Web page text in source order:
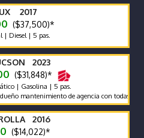
2017
($37,500)*
Diesel | 5 pas.
2023
($31,848)*
| Gasolina | 5 pas.
mantenimiento de agencia con todas las
2016
($14,022)*